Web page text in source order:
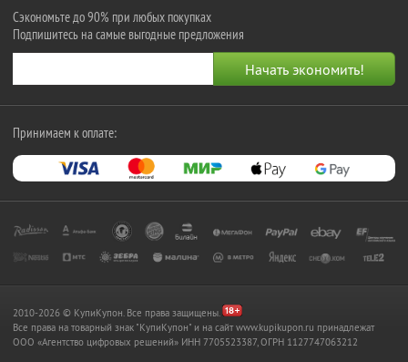
Сэкономьте до 90% при любых покупках
Подпишитесь на самые выгодные предложения
Принимаем к оплате:
2010-2026 © КупиКупон. Все права защищены.
Все права на товарный знак "КупиКупон" и на сайт www.kupikupon.ru принадлежат
OOO «Агентство цифровых решений» ИНН 7705523387, ОГРН 1127747063212